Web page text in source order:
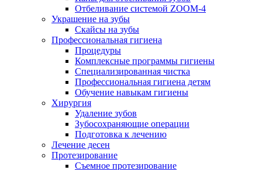
Отбеливание системой ZOOM-4
Украшение на зубы
Скайсы на зубы
Профессиональная гигиена
Процедуры
Комплексные программы гигиены
Специализированная чистка
Профессиональная гигиена детям
Обучение навыкам гигиены
Хирургия
Удаление зубов
Зубосохраняющие операции
Подготовка к лечению
Лечение десен
Протезирование
Съемное протезирование